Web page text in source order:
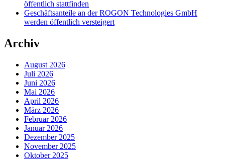
öffentlich stattfinden
Geschäftsanteile an der ROGON Technologies GmbH
werden öffentlich versteigert
Archiv
August 2026
Juli 2026
Juni 2026
Mai 2026
April 2026
März 2026
Februar 2026
Januar 2026
Dezember 2025
November 2025
Oktober 2025